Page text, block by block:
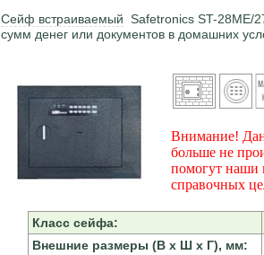
Сейф встраиваемый Safetronics ST-28ME/
сумм денег или документов в домашних
Внимание!
больше не
помогут наши
справочных
Класс сейфа:
Внешние размеры (В х Ш х Г), мм: